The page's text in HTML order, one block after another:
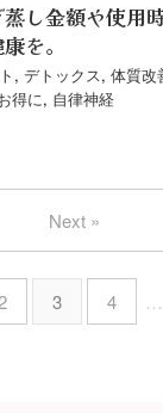
し金額や使用
を。
, デトックス, 体質改
得に, 自律神経
3 4 …
Next »